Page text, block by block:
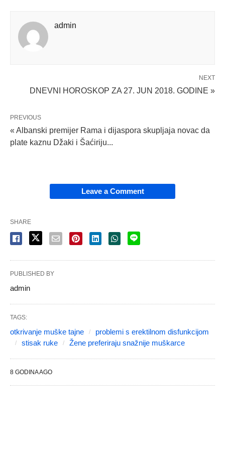
admin
NEXT
DNEVNI HOROSKOP ZA 27. JUN 2018. GODINE »
PREVIOUS
« Albanski premijer Rama i dijaspora skupljaja novac da
plate kaznu Džaki i Šaćiriju...
Leave a Comment
SHARE
PUBLISHED BY
admin
TAGS:
otkrivanje muške tajne
problemi s erektilnom disfunkcijom
stisak ruke
Žene preferiraju snažnije muškarce
8 GODINA AGO